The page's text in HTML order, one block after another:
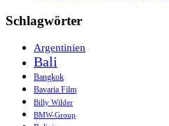
Schlagwörter
Argentinien
Bali
Bangkok
Bavaria Film
Billy Wilder
BMW-Group